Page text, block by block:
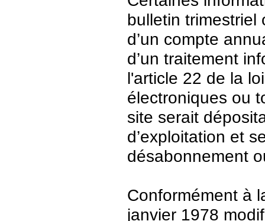
bulletin trimestriel
d’un compte
d’un traitement
l'article 22 de la
électroniques ou
site serait
d’exploitation et
désabonnement
Conformément à
janvier 1978